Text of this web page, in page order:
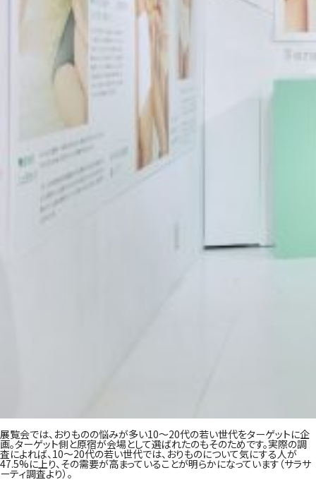
展覧会では、おりものの悩みが多い10〜20代の若い世代をターゲットに企
画。ターゲット側と原宿が会場として選ばれたのもそのためです。実際の調
査によれば、10〜20代の若い世代では、おりものについて気にする人が
47.5%に上り、その需要が高まっていることが明らかになっています（サラサ
ーティ調査より）。